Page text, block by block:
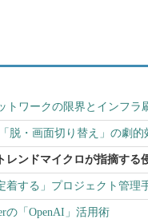
ワークの限界とインフラ
脱・画面切り替え」の劇的
ンドマイクロが指摘する
する」プロジェクト管理
「OpenAI」活用術